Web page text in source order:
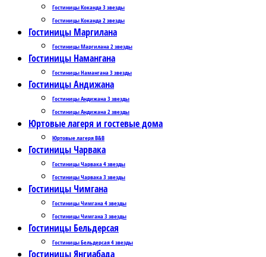
Гостиницы Коканда 3 звезды
Гостиницы Коканда 2 звезды
Гостиницы Маргилана
Гостиницы Маргилана 2 звезды
Гостиницы Намангана
Гостиницы Намангана 3 звезды
Гостиницы Андижана
Гостиницы Андижана 3 звезды
Гостиницы Андижана 2 звезды
Юртовые лагеря и гостевые дома
Юртовые лагеря B&B
Гостиницы Чарвака
Гостиницы Чарвака 4 звезды
Гостиницы Чарвака 3 звезды
Гостиницы Чимгана
Гостиницы Чимгана 4 звезды
Гостиницы Чимгана 3 звезды
Гостиницы Бельдерсая
Гостиницы Бельдерсая 4 звезды
Гостиницы Янгиабада